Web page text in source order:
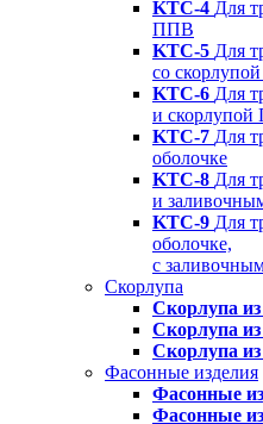
KTC-4 Для
ППВ
KTC-5 Для
со
KTC-6 Для
и
KTC-7 Для
оболочке
KTC-8 Для
и
KTC-9 Для
оболочке,
с
Скорлупа
Скорлупа
Скорлупа
Скорлупа из
Фасонные изделия
Фасонные
Фасонные